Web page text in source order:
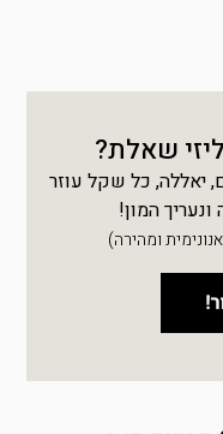
שאלת?
יאללה, כל שקל עוזר
ונעריך המון!